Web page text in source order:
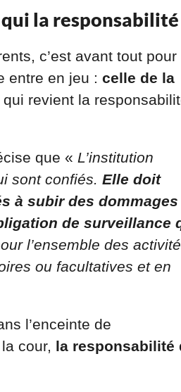
la responsabilité
c’est avant tout pour
entre en jeu : celle de la
revient la
que « L’institution
sont confiés. Elle doit
à subir des dommages
de surveillance
l’ensemble des
ou facultatives et en
l’enceinte de
cour, la responsabilité